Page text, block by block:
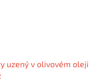
uzený v olivovém oleji